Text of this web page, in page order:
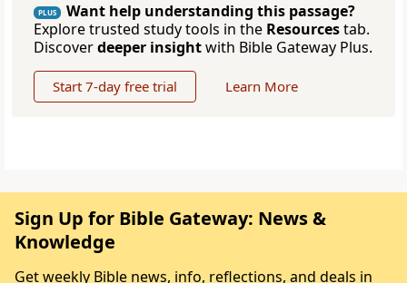
PLUS
Want help understanding this passage?
Explore trusted study tools in the Resourcestab.
Discoverdeeper insightwith Bible Gateway Plus.
Start 7-day free trial Learn More
Sign Up for Bible Gateway: News &
Knowledge
Get weekly Bible news, info, reflections, and deals in